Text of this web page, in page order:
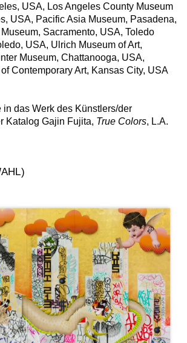
USA, Los Angeles County Museum
USA, Pacific Asia Museum, Pasadena,
Sacramento, USA, Toledo
USA, Ulrich Museum of Art,
Museum, Chattanooga, USA,
Contemporary Art, Kansas City, USA
das Werk des Künstlers/der
Katalog Gajin Fujita, True Colors, L.A.